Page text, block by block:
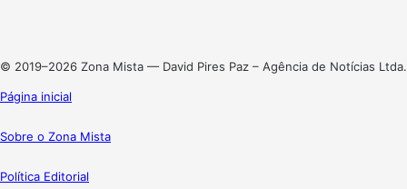
© 2019–2026 Zona Mista — David Pires Paz – Agência de Notícias Ltda.
Página inicial
Sobre o Zona Mista
Política Editorial